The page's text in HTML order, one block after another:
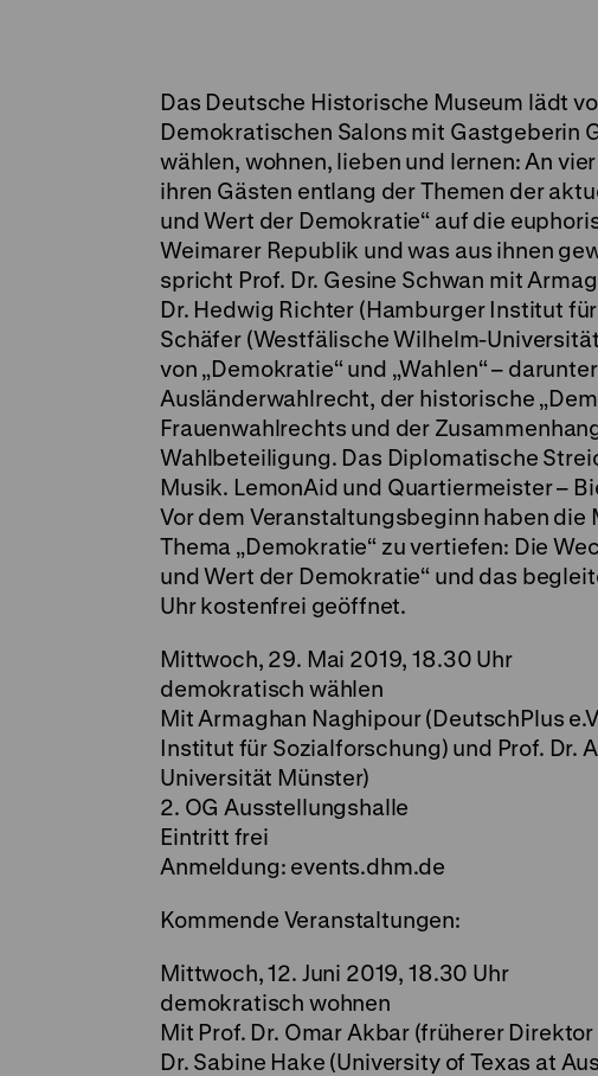
Das Deutsche Historische Museum lädt
Demokratischen Salons mit Gastgeberin
wählen, wohnen, lieben und lernen: An
ihren Gästen entlang der Themen der
und Wert der Demokratie“ auf die
Weimarer Republik und was aus ihnen
spricht Prof. Dr. Gesine Schwan mit
Dr. Hedwig Richter (Hamburger Institut
Schäfer (Westfälische Wilhelm-
von „Demokratie“ und „Wahlen“ –
Ausländerwahlrecht, der historische
Frauenwahlrechts und der
Wahlbeteiligung. Das Diplomatische
Musik. LemonAid und Quartiermeister –
Vor dem Veranstaltungsbeginn haben
Thema „Demokratie“ zu vertiefen: Die
und Wert der Demokratie“ und das
Uhr kostenfrei geöffnet.
Mittwoch, 29. Mai 2019, 18.30 Uhr
demokratisch wählen
Mit Armaghan Naghipour (DeutschPlus
Institut für Sozialforschung) und Prof. Dr.
Universität Münster)
2. OG Ausstellungshalle
Eintritt frei
Anmeldung: events.dhm.de
Kommende Veranstaltungen:
Mittwoch, 12. Juni 2019, 18.30 Uhr
demokratisch wohnen
Mit Prof. Dr. Omar Akbar (früherer
Dr. Sabine Hake (University of Texas at